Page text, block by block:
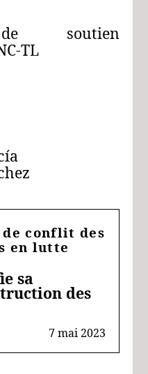
de soutien
conflit des
en lutte
sa
des
7 mai 2023